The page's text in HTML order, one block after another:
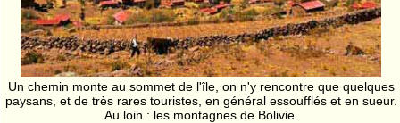
Un chemin monte au sommet de l'île, on n'y rencontre que quelques
paysans, et de très rares touristes, en général essoufflés et en sueur.
Au loin : les montagnes de Bolivie.